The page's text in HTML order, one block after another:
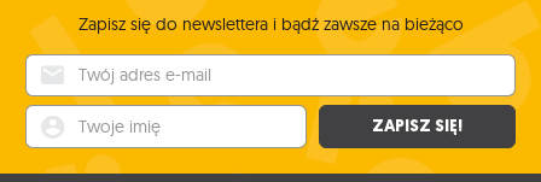
Zapisz się do newslettera i bądź zawsze na bieżąco
ZAPISZ SIĘ!